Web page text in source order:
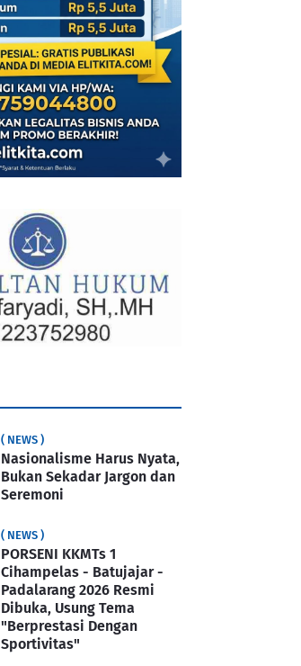
( NEWS )
Nasionalisme Harus Nyata,
Bukan Sekadar Jargon dan
Seremoni
( NEWS )
PORSENI KKMTs 1
Cihampelas - Batujajar -
Padalarang 2026 Resmi
Dibuka, Usung Tema
"Berprestasi Dengan
Sportivitas"